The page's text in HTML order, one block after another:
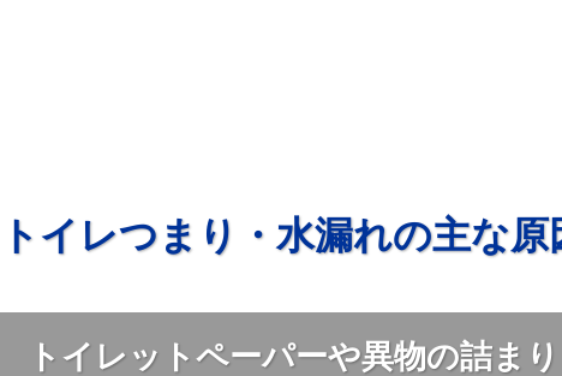
トイレつまり・水漏れの主な原
トイレットペーパーや異物の詰まり